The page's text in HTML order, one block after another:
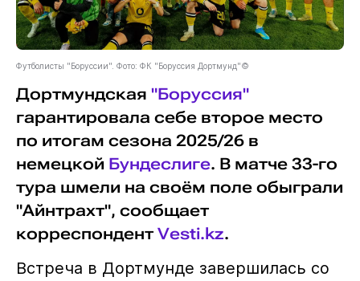
Футболисты "Боруссии". Фото: ФК "Боруссия Дортмунд"©
Дортмундская "Боруссия"
гарантировала себе второе место
по итогам сезона 2025/26 в
немецкой Бундеслиге. В матче 33-го
тура шмели на своём поле обыграли
"Айнтрахт", сообщает
корреспондент Vesti.kz.
Встреча в Дортмунде завершилась со